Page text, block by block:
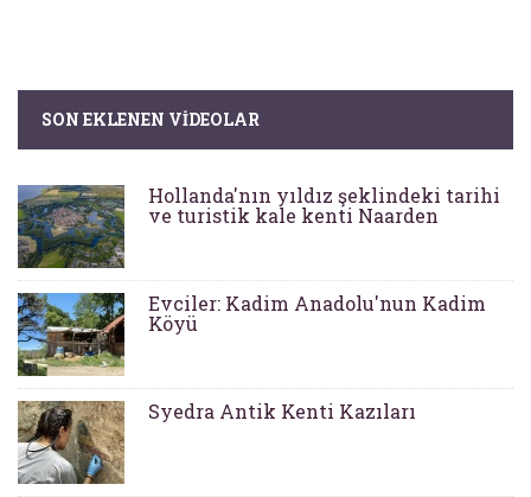
SON EKLENEN VIDEOLAR
Hollanda'nın yıldız şeklindeki tarihi
ve turistik kale kenti Naarden
Evciler: Kadim Anadolu'nun Kadim
Köyü
Syedra Antik Kenti Kazıları